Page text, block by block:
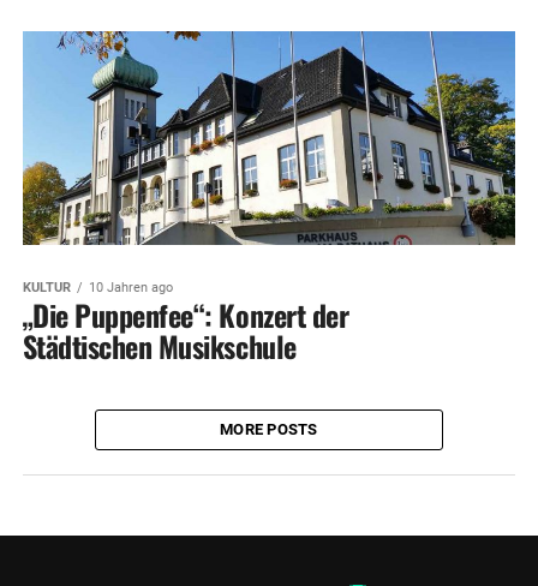
KULTUR 10 Jahren ago
„Die Puppenfee“: Konzert der
Städtischen Musikschule
MORE POSTS